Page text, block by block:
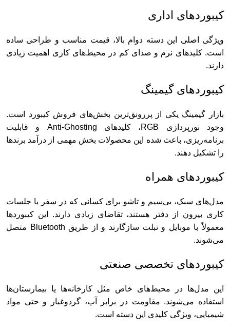
کیبوردهای اداری
ویژگی اصلی این دسته دوام بالا، قیمت مناسب و طراحی ساده
است. کلیدهای نرم و صدای کم در محیط‌های کاری اهمیت زیادی
دارند.
کیبوردهای گیمینگ
بازار گیمینگ یکی از پررونق‌ترین بخش‌های فروش کیبورد است.
وجود نورپردازی RGB، کلیدهای Anti-Ghosting و قابلیت
برنامه‌ریزی، باعث شده این محصولات بخش مهمی از درآمد برندها
را تشکیل دهند.
کیبوردهای همراه
مدل‌های سبک، بی‌سیم و تاشو برای کسانی که در سفر یا جلسات
کاری بیرون از دفتر هستند، تقاضای زیادی دارند. این کیبوردها
معمولاً با موبایل و تبلت سازگارند و از طریق Bluetooth متصل
می‌شوند.
کیبوردهای تخصصی صنعتی
این مدل‌ها در محیط‌های خاص مثل کارخانه‌ها یا بیمارستان‌ها
استفاده می‌شوند. مقاومت در برابر آب، گردوغبار و حتی مواد
شیمیایی، ویژگی کلیدی این دسته است.